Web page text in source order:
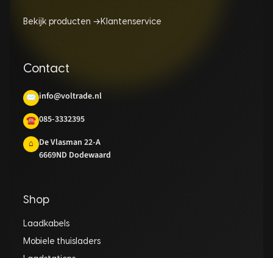
Bekijk producten → Klantenservice
Contact
✉ info@voltrade.nl
☎ 085-3332395
⌂
De Vlasman 22-A
6669ND Dodewaard
Shop
Laadkabels
Mobiele thuisladers